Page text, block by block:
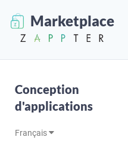
Marketplace
Conception
d'applications
Français